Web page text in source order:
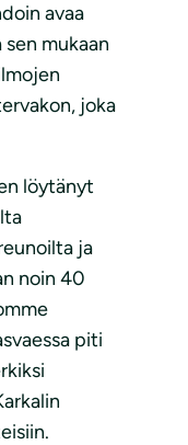
avaa
mukaan
joka
löytänyt
ja
noin 40
piti